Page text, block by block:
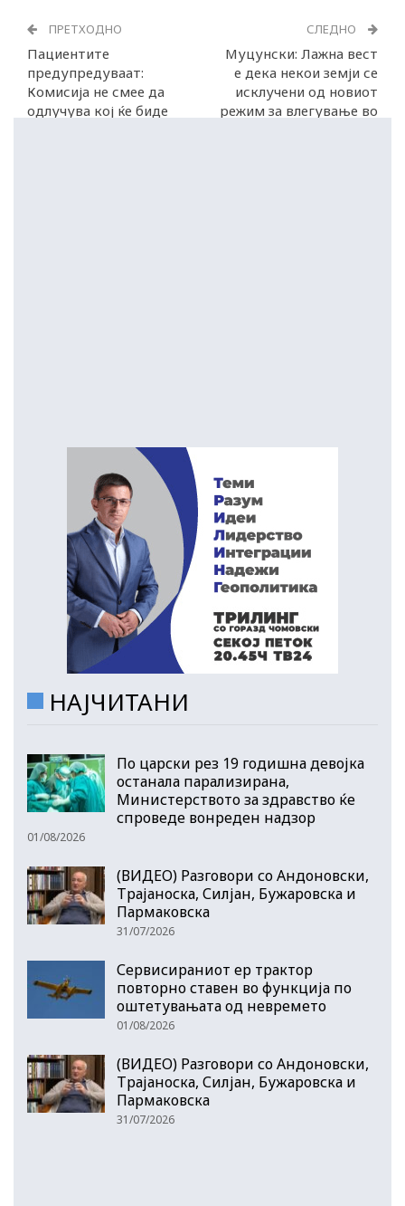
ПРЕТХОДНО
Пациентите
предупредуваат:
Комисија не смее да
одлучува кој ќе биде
СЛЕДНО
Муцунски: Лажна вест
е дека некои земји се
исклучени од новиот
режим за влегување во
НАЈЧИТАНИ
По царски рез 19 годишна девојка
останала парализирана,
Министерството за здравство ќе
спроведе вонреден надзор
01/08/2026
(ВИДЕО) Разговори со Андоновски,
Трајаноска, Силјан, Бужаровска и
Пармаковска
31/07/2026
Сервисираниот ер трактор
повторно ставен во функција по
оштетувањата од невремето
01/08/2026
(ВИДЕО) Разговори со Андоновски,
Трајаноска, Силјан, Бужаровска и
Пармаковска
31/07/2026